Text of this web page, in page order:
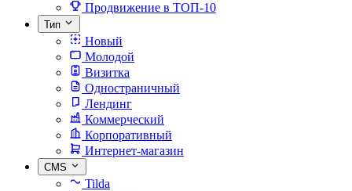
Продвижение в ТОП-10
Тип
Новый
Молодой
Визитка
Одностраничный
Лендинг
Коммерческий
Корпоративный
Интернет-магазин
CMS
Tilda